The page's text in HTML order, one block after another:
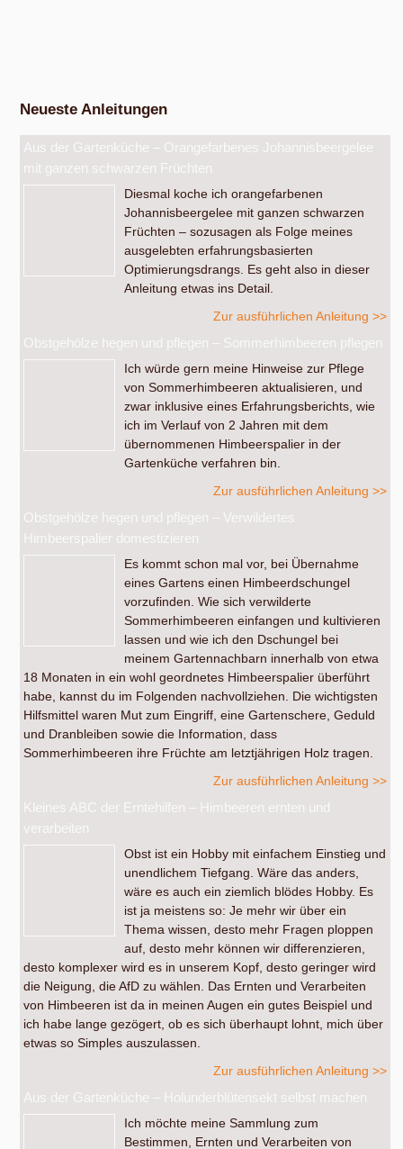
Neueste Anleitungen
Aus der Gartenküche – Orangefarbenes Johannisbeergelee
mit ganzen schwarzen Früchten
Diesmal koche ich orangefarbenen
Johannisbeergelee mit ganzen schwarzen
Früchten – sozusagen als Folge meines
ausgelebten erfahrungsbasierten
Optimierungsdrangs. Es geht also in dieser
Anleitung etwas ins Detail.
Zur ausführlichen Anleitung >>
Obstgehölze hegen und pflegen – Sommerhimbeeren pflegen
Ich würde gern meine Hinweise zur Pflege
von Sommerhimbeeren aktualisieren, und
zwar inklusive eines Erfahrungsberichts, wie
ich im Verlauf von 2 Jahren mit dem
übernommenen Himbeerspalier in der
Gartenküche verfahren bin.
Zur ausführlichen Anleitung >>
Obstgehölze hegen und pflegen – Verwildertes
Himbeerspalier domestizieren
Es kommt schon mal vor, bei Übernahme
eines Gartens einen Himbeerdschungel
vorzufinden. Wie sich verwilderte
Sommerhimbeeren einfangen und kultivieren
lassen und wie ich den Dschungel bei
meinem Gartennachbarn innerhalb von etwa
18 Monaten in ein wohl geordnetes Himbeerspalier überführt
habe, kannst du im Folgenden nachvollziehen. Die wichtigsten
Hilfsmittel waren Mut zum Eingriff, eine Gartenschere, Geduld
und Dranbleiben sowie die Information, dass
Sommerhimbeeren ihre Früchte am letztjährigen Holz tragen.
Zur ausführlichen Anleitung >>
Kleines ABC der Erntehilfen – Himbeeren ernten und
verarbeiten
Obst ist ein Hobby mit einfachem Einstieg und
unendlichem Tiefgang. Wäre das anders,
wäre es auch ein ziemlich blödes Hobby. Es
ist ja meistens so: Je mehr wir über ein
Thema wissen, desto mehr Fragen ploppen
auf, desto mehr können wir differenzieren,
desto komplexer wird es in unserem Kopf, desto geringer wird
die Neigung, die AfD zu wählen. Das Ernten und Verarbeiten
von Himbeeren ist da in meinen Augen ein gutes Beispiel und
ich habe lange gezögert, ob es sich überhaupt lohnt, mich über
etwas so Simples auszulassen.
Zur ausführlichen Anleitung >>
Aus der Gartenküche – Holunderblütensekt selbst machen
Ich möchte meine Sammlung zum
Bestimmen, Ernten und Verarbeiten von